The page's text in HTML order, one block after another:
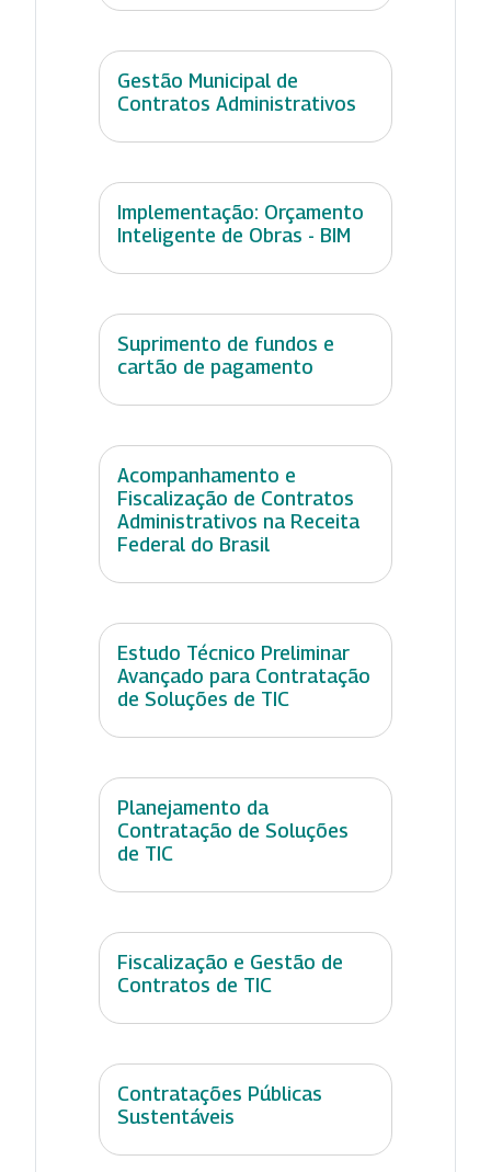
Gestão Municipal de
Contratos Administrativos
Implementação: Orçamento
Inteligente de Obras - BIM
Suprimento de fundos e
cartão de pagamento
Acompanhamento e
Fiscalização de Contratos
Administrativos na Receita
Federal do Brasil
Estudo Técnico Preliminar
Avançado para Contratação
de Soluções de TIC
Planejamento da
Contratação de Soluções
de TIC
Fiscalização e Gestão de
Contratos de TIC
Contratações Públicas
Sustentáveis